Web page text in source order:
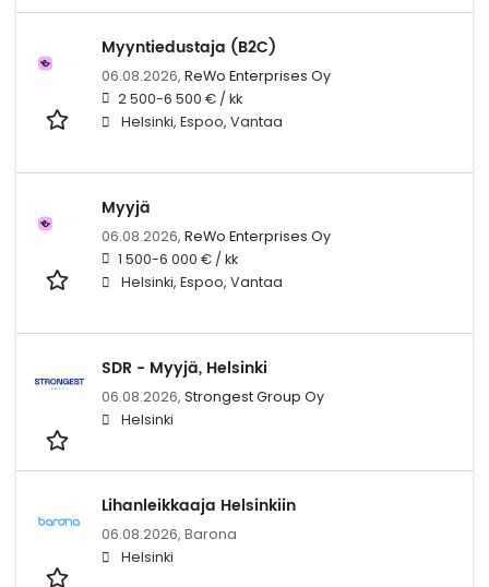
Myyntiedustaja (B2C)
06.08.2026, ReWo Enterprises Oy
2 500-6 500 € / kk
Helsinki, Espoo, Vantaa
Myyjä
06.08.2026, ReWo Enterprises Oy
1 500-6 000 € / kk
Helsinki, Espoo, Vantaa
SDR - Myyjä, Helsinki
06.08.2026, Strongest Group Oy
Helsinki
Lihanleikkaaja Helsinkiin
06.08.2026, Barona
Helsinki